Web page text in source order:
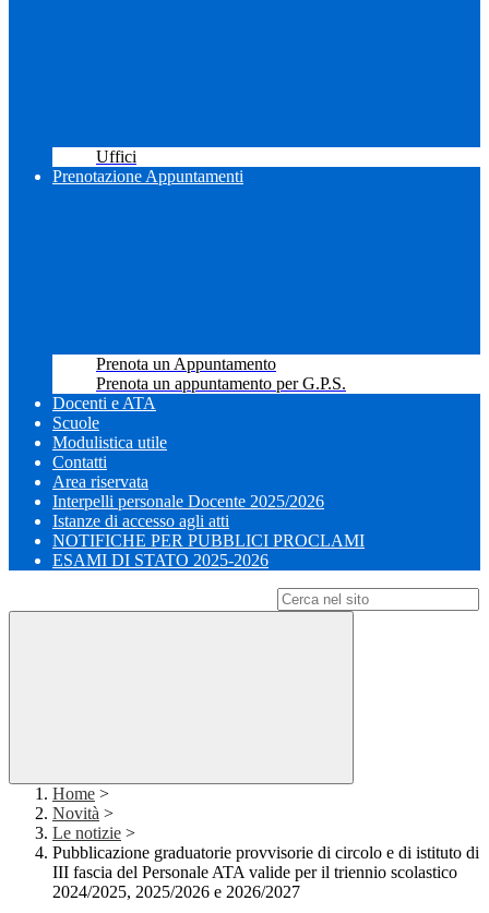
Uffici
Prenotazione Appuntamenti
Prenota un Appuntamento
Prenota un appuntamento per G.P.S.
Docenti e ATA
Scuole
Modulistica utile
Contatti
Area riservata
Interpelli personale Docente 2025/2026
Istanze di accesso agli atti
NOTIFICHE PER PUBBLICI PROCLAMI
ESAMI DI STATO 2025-2026
Home >
Novità >
Le notizie >
Pubblicazione graduatorie provvisorie di circolo e di istituto di
III fascia del Personale ATA valide per il triennio scolastico
2024/2025, 2025/2026 e 2026/2027